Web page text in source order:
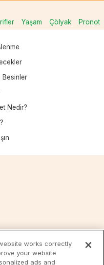
Yaşam Çölyak Pronot
Besinler
Nedir?
works correctly
your website
ads and